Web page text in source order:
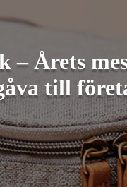
– Årets
till